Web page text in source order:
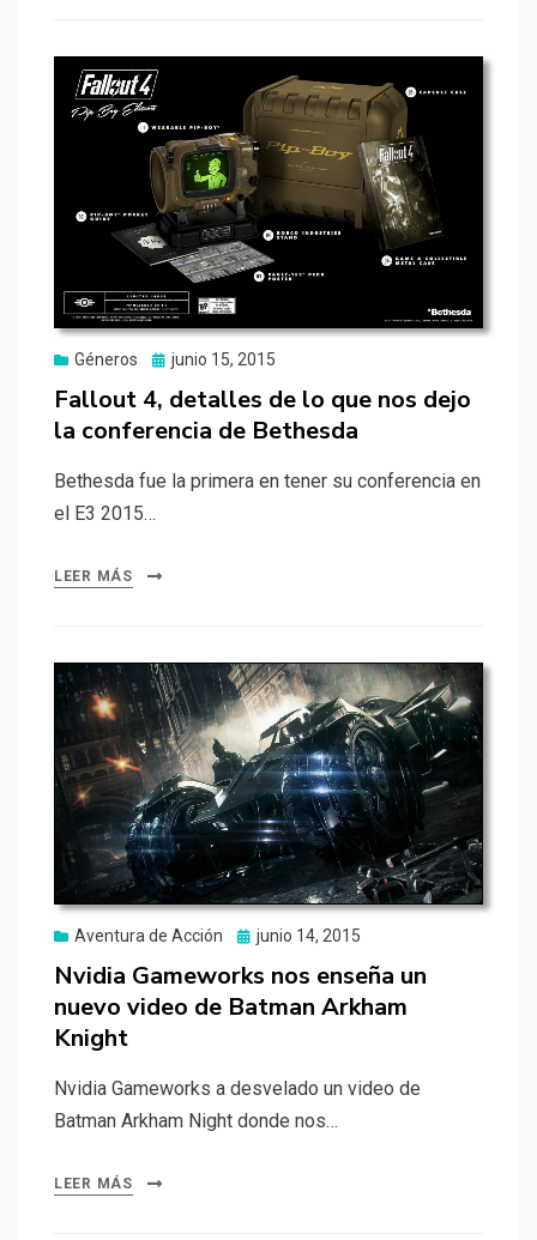
Géneros
Publicado
junio 15, 2015
Fallout 4, detalles de lo que nos dejo
la conferencia de Bethesda
Bethesda fue la primera en tener su conferencia en
el E3 2015…
LEER MÁS
Aventura de Acción
Publicado
junio 14, 2015
Nvidia Gameworks nos enseña un
nuevo video de Batman Arkham
Knight
Nvidia Gameworks a desvelado un video de
Batman Arkham Night donde nos…
LEER MÁS